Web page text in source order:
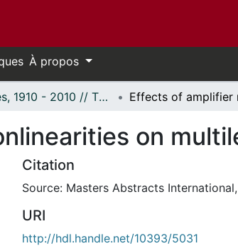
À propos
Thèses, 1910 - 2010 // Theses, 1910 - 2010
on
Citation
Source: Masters Abstracts
URI
http://hdl.handle.net/10393/5031